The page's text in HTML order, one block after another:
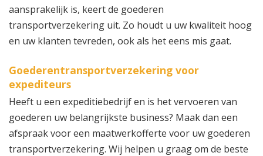
aansprakelijk is, keert de goederen
transportverzekering uit. Zo houdt u uw kwaliteit hoog
en uw klanten tevreden, ook als het eens mis gaat.
Goederentransportverzekering voor
expediteurs
Heeft u een expeditiebedrijf en is het vervoeren van
goederen uw belangrijkste business? Maak dan een
afspraak voor een maatwerkofferte voor uw goederen
transportverzekering. Wij helpen u graag om de beste